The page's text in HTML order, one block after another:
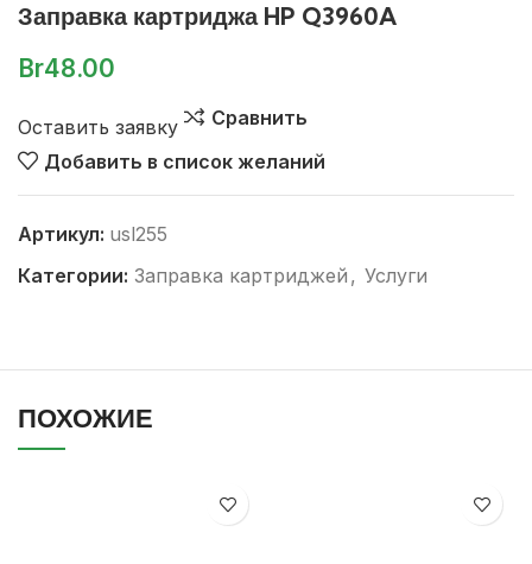
Заправка картриджа HP Q3960A
Br48.00
Оставить заявку
Сравнить
Добавить в список желаний
Артикул: usl255
Категории: Заправка картриджей , Услуги
ПОХОЖИЕ